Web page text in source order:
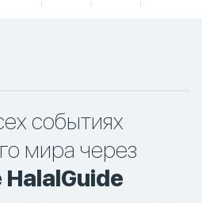
событиях
мира через